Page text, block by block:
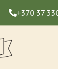
+370 37